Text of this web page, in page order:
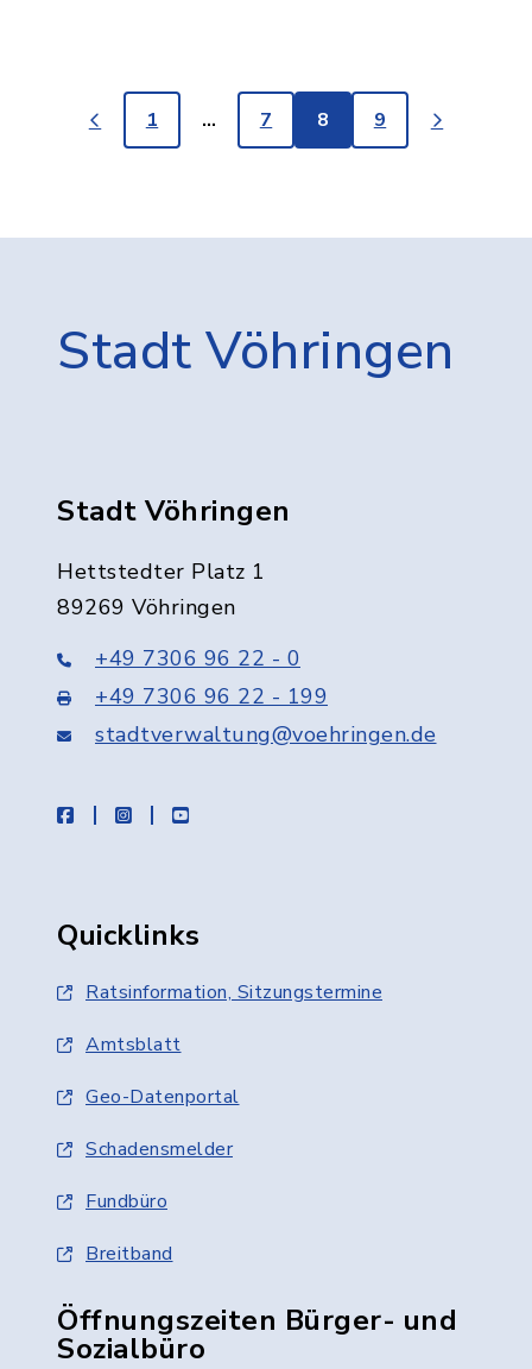
1 … 7 8 9
Stadt Vöhringen
Stadt Vöhringen
Hettstedter Platz 1
89269 Vöhringen
+49 7306 96 22 - 0
+49 7306 96 22 - 199
stadtverwaltung@voehringen.de
facebookinstagramyoutube
Quicklinks
Ratsinformation, Sitzungstermine
Amtsblatt
Geo-Datenportal
Schadensmelder
Fundbüro
Breitband
Öffnungszeiten Bürger- und
Sozialbüro